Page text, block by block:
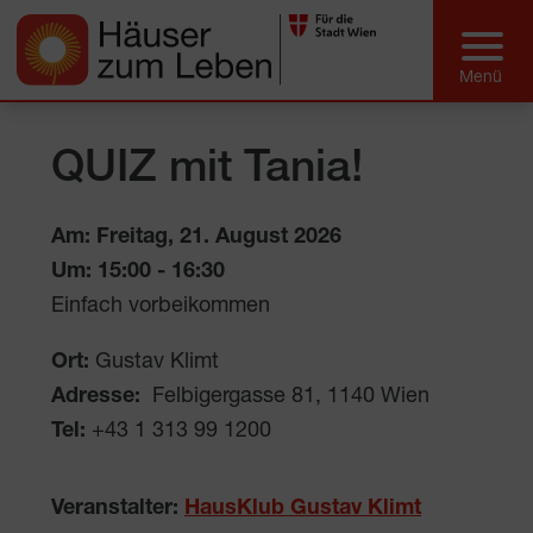
QUIZ mit Tania!
Am: Freitag, 21. August 2026
Um: 15:00 - 16:30
Einfach vorbeikommen
Ort: Gustav Klimt
Adresse:
Felbigergasse 81 , 1140 Wien
Tel: +43 1 313 99 1200
Veranstalter: HausKlub Gustav Klimt